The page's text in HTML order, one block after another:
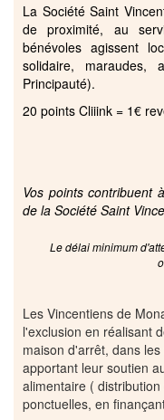
La Société Saint
de proximité, au
bénévoles agissent
solidaire,
Principauté).
20 points Cliiink = 1€
Vos points contribuent
de la Société Saint
Le délai minimum
Les Vincentiens de
l'exclusion en réalisant
maison d'arrêt, dans
apportant leur soutien
alimentaire (
ponctuelles, en